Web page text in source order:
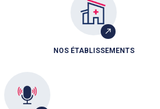
NOS ÉTABLISSEMENTS